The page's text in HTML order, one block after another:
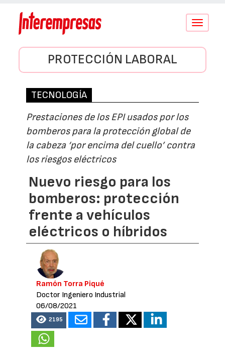
Conmutar
PROTECCIÓN LABORAL
TECNOLOGÍA
Prestaciones de los EPI usados por los
bomberos para la protección global de
la cabeza ‘por encima del cuello’ contra
los riesgos eléctricos
Nuevo riesgo para los
bomberos: protección
frente a vehículos
eléctricos o híbridos
Ramón Torra Piqué
Doctor Ingeniero Industrial
06/08/2021
2195